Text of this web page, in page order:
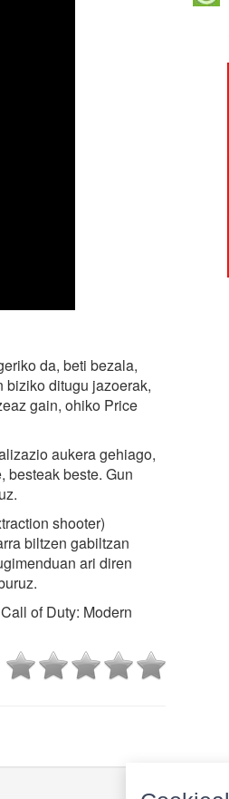
da, beti bezala,
biziko ditugu jazoerak,
gain, ohiko Price
aukera gehiago,
besteak beste. Gun
shooter)
biltzen gabiltzan
ari diren
of Duty: Modern